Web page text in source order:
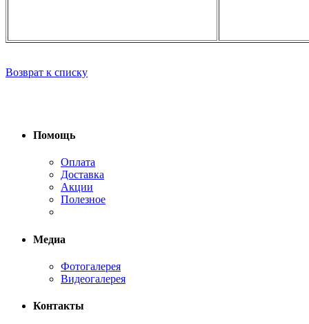
Возврат к списку
Помощь
Оплата
Доставка
Акции
Полезное
Медиа
Фотогалерея
Видеогалерея
Контакты